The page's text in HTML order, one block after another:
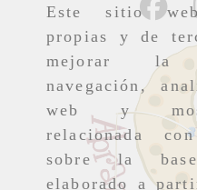
Este sitio
propias y de
mejorar la
navegación,
web y
relacionada
sobre la
elaborado a